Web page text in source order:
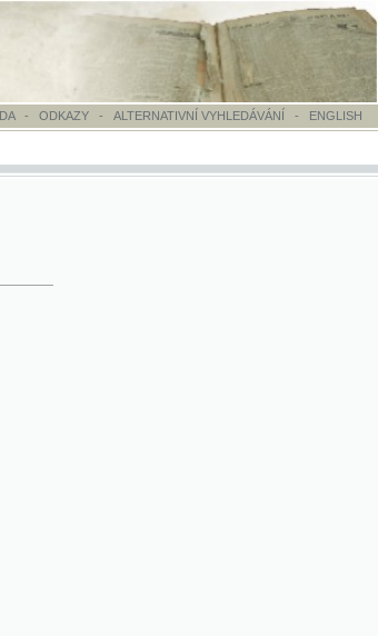
ALTERNATIVNÍ VYHLEDÁVÁNÍ- ENGLISH